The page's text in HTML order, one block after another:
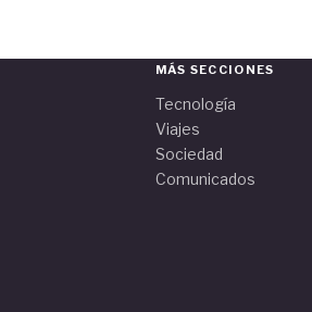
MÁS SECCIONES
Tecnología
Viajes
Sociedad
Comunicados